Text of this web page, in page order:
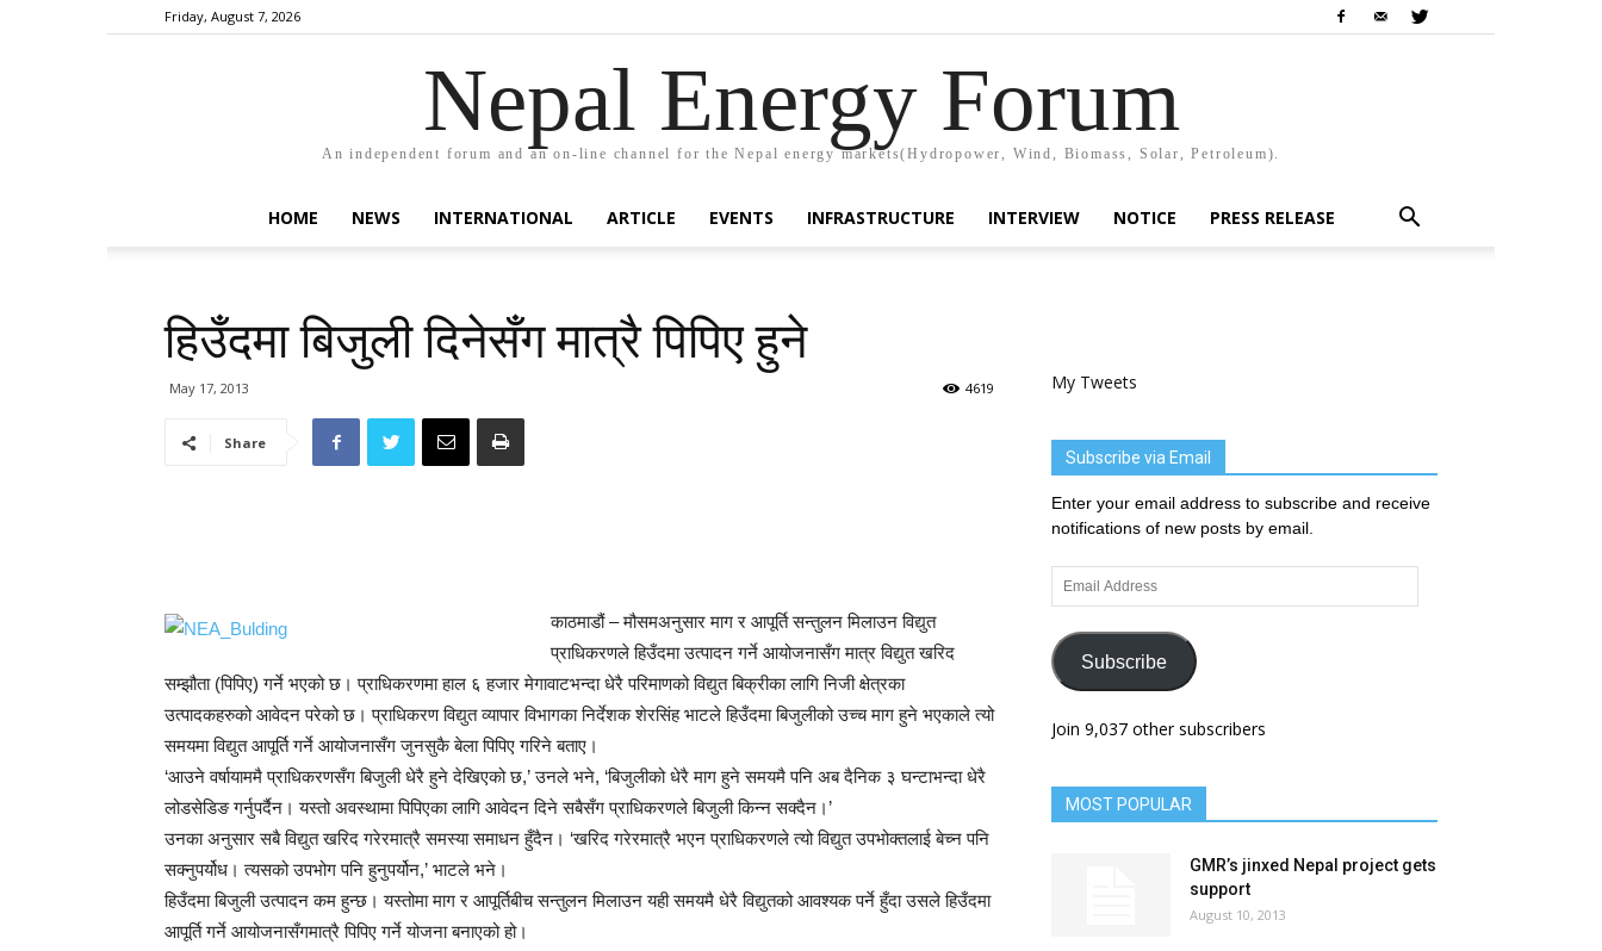
Friday, August 7, 2026
Nepal Energy Forum
An independent forum and an on-line channel for the Nepal energy markets(Hydropower, Wind, Biomass, Solar, Petroleum).
HOME NEWS INTERNATIONAL ARTICLE EVENTS INFRASTRUCTURE INTERVIEW NOTICE PRESS RELEASE
हिउँदमा बिजुली दिनेसँग मात्रै पिपिए हुने
May 17, 2013 4619
Share
काठमाडौं – मौसमअनुसार माग र आपूर्ति सन्तुलन मिलाउन विद्युत
प्राधिकरणले हिउँदमा उत्पादन गर्ने आयोजनासँग मात्र विद्युत खरिद
सम्झौता (पिपिए) गर्ने भएको छ। प्राधिकरणमा हाल ६ हजार मेगावाटभन्दा धेरै परिमाणको विद्युत बिक्रीका लागि निजी क्षेत्रका
उत्पादकहरुको आवेदन परेको छ। प्राधिकरण विद्युत व्यापार विभागका निर्देशक शेरसिंह भाटले हिउँदमा बिजुलीको उच्च माग हुने भएकाले त्यो
समयमा विद्युत आपूर्ति गर्ने आयोजनासँग जुनसुकै बेला पिपिए गरिने बताए।
‘आउने वर्षायाममै प्राधिकरणसँग बिजुली धेरै हुने देखिएको छ,’ उनले भने, ‘बिजुलीको धेरै माग हुने समयमै पनि अब दैनिक ३ घन्टाभन्दा धेरै
लोडसेडिङ गर्नुपर्दैन। यस्तो अवस्थामा पिपिएका लागि आवेदन दिने सबैसँग प्राधिकरणले बिजुली किन्न सक्दैन।’
उनका अनुसार सबै विद्युत खरिद गरेरमात्रै समस्या समाधन हुँदैन। ‘खरिद गरेरमात्रै भएन प्राधिकरणले त्यो विद्युत उपभोक्तलाई बेच्न पनि
सक्नुपर्योध। त्यसको उपभोग पनि हुनुपर्योन,’ भाटले भने।
हिउँदमा बिजुली उत्पादन कम हुन्छ। यस्तोमा माग र आपूर्तिबीच सन्तुलन मिलाउन यही समयमै धेरै विद्युतको आवश्यक पर्ने हुँदा उसले हिउँदमा
आपूर्ति गर्ने आयोजनासँगमात्रै पिपिए गर्ने योजना बनाएको हो।
My Tweets
Subscribe via Email
Enter your email address to subscribe and receive
notifications of new posts by email.
Email
Address
Subscribe
Join 9,037 other subscribers
MOST POPULAR
GMR’s jinxed Nepal project gets
support
August 10, 2013